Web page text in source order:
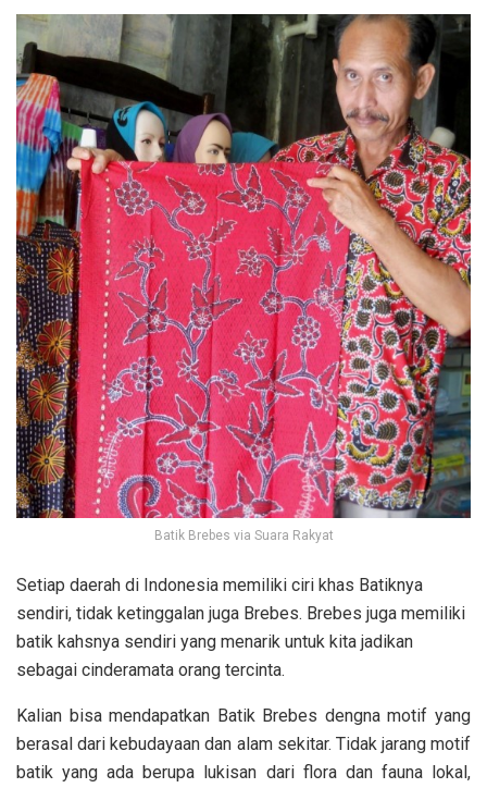
Batik Brebes via Suara Rakyat
Setiap daerah di Indonesia memiliki ciri khas Batiknya
sendiri, tidak ketinggalan juga Brebes. Brebes juga memiliki
batik kahsnya sendiri yang menarik untuk kita jadikan
sebagai cinderamata orang tercinta.
Kalian bisa mendapatkan Batik Brebes dengna motif yang
berasal dari kebudayaan dan alam sekitar. Tidak jarang motif
batik yang ada berupa lukisan dari flora dan fauna lokal,